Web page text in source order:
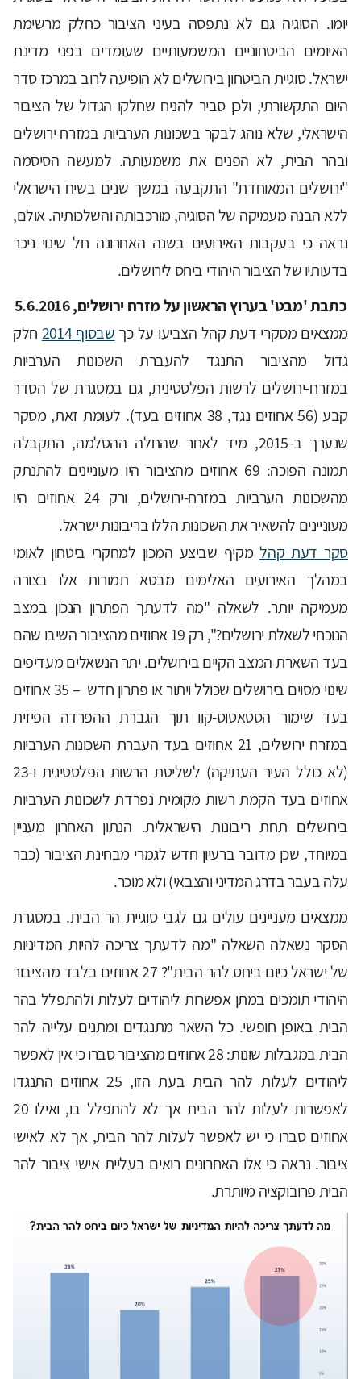
יומו. הסוגיה גם לא נתפסה בעיני הציבור כחלק מרשימת
האיומים הביטחוניים המשמעותיים שעומדים בפני מדינת
ישראל. סוגיית הביטחון בירושלים לא הופיעה לרוב במרכז סדר
היום התקשורתי, ולכן סביר להניח שחלקו הגדול של הציבור
הישראלי, שלא נוהג לבקר בשכונות הערביות במזרח ירושלים
ובהר הבית, לא הפנים את משמעותה. למעשה הסיסמה
"ירושלים המאוחדת" התקבעה במשך שנים בשיח הישראלי
ללא הבנה מעמיקה של הסוגיה, מורכבותה והשלכותיה. אולם,
נראה כי בעקבות האירועים בשנה האחרונה חל שינוי ניכר
בדעותיו של הציבור היהודי ביחס לירושלים.
כתבת 'מבט' בערוץ הראשון על מזרח ירושלים, 5.6.2016
ממצאים מסקרי דעת קהל הצביעו על כך שבסוף 2014
חלק
גדול מהציבור התנגד להעברת השכונות הערביות
במזרח-ירושלים לרשות הפלסטינית, גם במסגרת של הסדר
קבע (56 אחוזים נגד, 38 אחוזים בעד). לעומת זאת, מסקר
שנערך ב-2015, מיד לאחר שהחלה ההסלמה, התקבלה
תמונה הפוכה: 69 אחוזים מהציבור היו מעוניינים להתנתק
מהשכונות הערביות במזרח-ירושלים, ורק 24 אחוזים היו
מעוניינים להשאיר את השכונות הללו בריבונות ישראל.
סקר דעת קהלמקיף שביצע המכון למחקרי ביטחון לאומי
במהלך האירועים האלימים מבטא תמורות אלו בצורה
מעמיקה יותר. לשאלה "מה לדעתך הפתרון הנכון במצב
הנוכחי לשאלת ירושלים?", רק 19 אחוזים מהציבור השיבו שהם
בעד השארת המצב הקיים בירושלים. יתר הנשאלים מעדיפים
שינוי מסוים בירושלים שכולל ויתור או פתרון חדש – 35 אחוזים
בעד שימור הסטאטוס-קוו תוך הגברת ההפרדה הפיזית
במזרח ירושלים, 21 אחוזים בעד העברת השכונות הערביות
(לא כולל העיר העתיקה) לשליטת הרשות הפלסטינית ו-23
אחוזים בעד הקמת רשות מקומית נפרדת לשכונות הערביות
בירושלים תחת ריבונות הישראלית. הנתון האחרון מעניין
במיוחד, שכן מדובר ברעיון חדש לגמרי מבחינת הציבור (כבר
עלה בעבר בדרג המדיני והצבאי) ולא מוכר.
ממצאים מעניינים עולים גם לגבי סוגיית הר הבית. במסגרת
הסקר נשאלה השאלה "מה לדעתך צריכה להיות המדיניות
של ישראל כיום ביחס להר הבית"? 27 אחוזים בלבד מהציבור
היהודי תומכים במתן אפשרות ליהודים לעלות ולהתפלל בהר
הבית באופן חופשי. כל השאר מתנגדים ומתנים עלייה להר
הבית במגבלות שונות: 28 אחוזים מהציבור סברו כי אין לאפשר
ליהודים לעלות להר הבית בעת הזו, 25 אחוזים התנגדו
לאפשרות לעלות להר הבית אך לא להתפלל בו, ואילו 20
אחוזים סברו כי יש לאפשר לעלות להר הבית, אך לא לאישי
ציבור. נראה כי אלו האחרונים רואים בעליית אישי ציבור להר
הבית פרובוקציה מיותרת.